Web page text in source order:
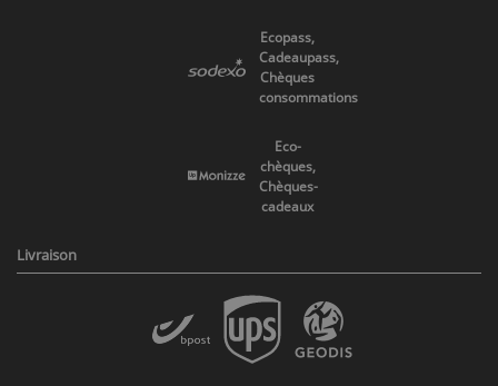
Ecopass,
Cadeaupass,
Chèques
consommations
Eco-
chèques,
Chèques-
cadeaux
Livraison